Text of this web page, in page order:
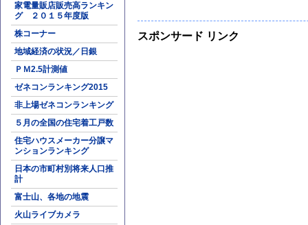
家電量販店販売高ランキン
グ ２０１５年度版
株コーナー
地域経済の状況／日銀
ＰＭ2.5計測値
ゼネコンランキング2015
非上場ゼネコンランキング
５月の全国の住宅着工戸数
住宅ハウスメーカー分譲マ
ンションランキング
日本の市町村別将来人口推
計
富士山、各地の地震
火山ライブカメラ
スポンサード リンク